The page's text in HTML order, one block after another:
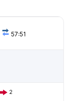
57:51
2